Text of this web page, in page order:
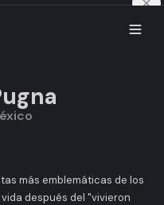
más emblemáticas de los
después del "vivieron